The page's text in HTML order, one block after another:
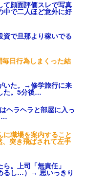
未だに人生が立ち直
し、玄関にもシャッ
してｗ」→ 待つこと１
さいあくの人です』と
はあ」→警察に行き、
活｜ヌルポあんてな
ッサン、強烈だっ
がってさぁ寝よう！
と待ってて」→勢い
て顔面評価スレで写真
中で二人ほど意外に好
資で旦那より稼いでる
日行為しまくった結
いた。→修学旅行に来
た。5分後…
ヘラヘラと部屋に入っ
…
に職場を案内すること
突き飛ばされて左手
。上司「無責任」
るし…）→ 思いっきり